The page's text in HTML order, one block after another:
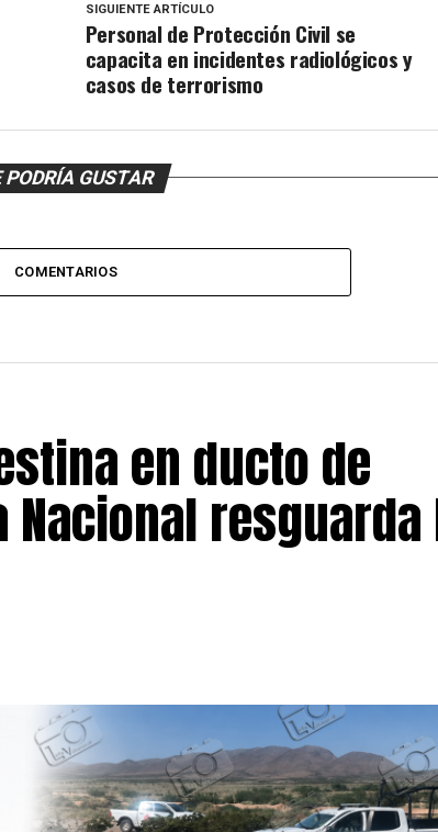
SIGUIENTE ARTÍCULO
Personal de Protección Civil se
capacita en incidentes radiológicos y
casos de terrorismo
PODRÍA GUSTAR
COMENTARIOS
en ducto de
resguarda